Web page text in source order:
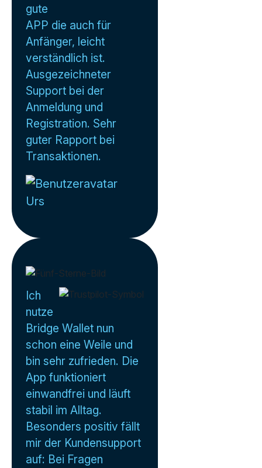
gute
APP die auch für
Anfänger, leicht
verständlich ist.
Ausgezeichneter
Support bei der
Anmeldung und
Registration. Sehr
guter Rapport bei
Transaktionen.
Urs
Ich
nutze
Bridge Wallet nun
schon eine Weile und
bin sehr zufrieden. Die
App funktioniert
einwandfrei und läuft
stabil im Alltag.
Besonders positiv fällt
mir der Kundensupport
auf: Bei Fragen